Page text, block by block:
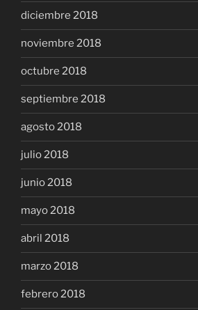
diciembre 2018
noviembre 2018
octubre 2018
septiembre 2018
agosto 2018
julio 2018
junio 2018
mayo 2018
abril 2018
marzo 2018
febrero 2018